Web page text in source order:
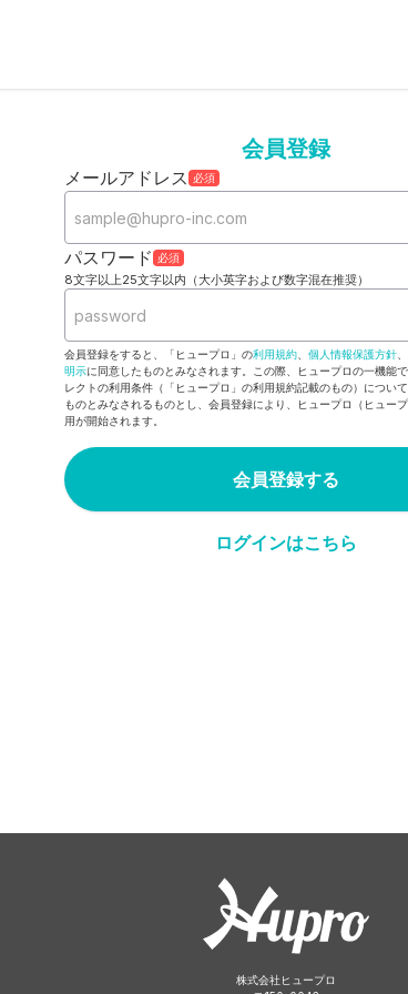
会員登録
メールアドレス 必須
パスワード 必須
8文字以上25文字以内（大小英字および数字混在推奨）
会員登録をすると、「ヒュープロ」の利用規約 個人情報保護方針
明示に同意したものとみなされます。この際、ヒュープロの一機能
レクトの利用条件（「ヒュープロ」の利用規約記載のもの）につい
ものとみなされるものとし、会員登録により、ヒュープロ（ヒュー
用が開始されます。
会員登録する
ログインはこちら
株式会社ヒュープロ